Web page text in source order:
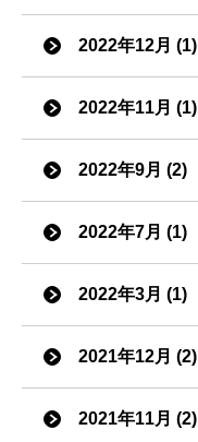
2022年12月 (1)
2022年11月 (1)
2022年9月 (2)
2022年7月 (1)
2022年3月 (1)
2021年12月 (2)
2021年11月 (2)